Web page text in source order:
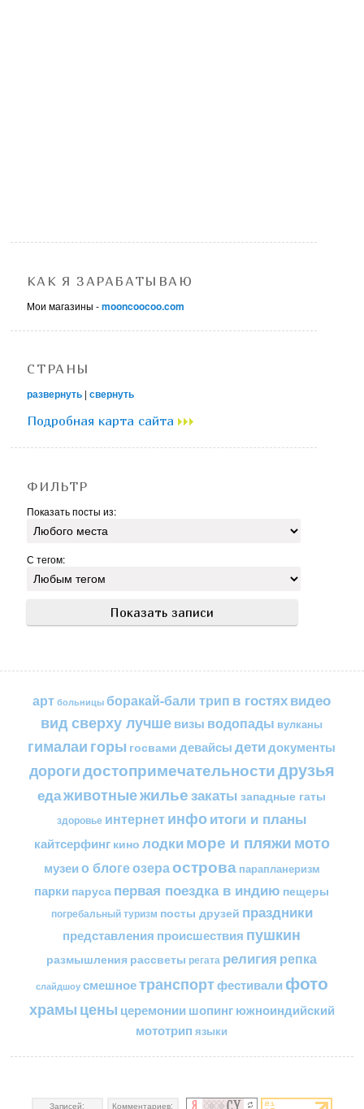
КАК Я ЗАРАБАТЫВАЮ
Мои магазины -mooncoocoo.com
СТРАНЫ
развернуть |свернуть
Подробная карта сайта
ФИЛЬТР
Показать посты из:
С тегом:
арт больницы боракай-бали трип в гостяхвидео
вид сверху лучшевизы водопады вулканы
гималаи горы госвами девайсы детидокументы
дорогидостопримечательностидрузья
едаживотныежильезакаты западные гаты
здоровье интернетинфоитоги и планы
кайтсерфинг кино лодкиморе и пляжимото
музеи о блогеозераострова парапланеризм
парки паруса первая поездка в индию пещеры
погребальный туризм посты друзей праздники
представления происшествия пушкин
размышления рассветы регата религия репка
слайдшоу смешноетранспортфестивали фото
храмы цены церемонии шопингюжноиндийский
мототрип языки
Записей: Комментариев: